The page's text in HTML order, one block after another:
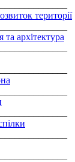
території
архітектура